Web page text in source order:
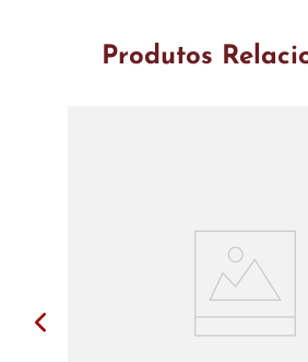
Produtos